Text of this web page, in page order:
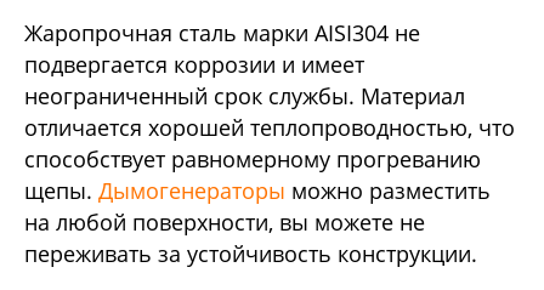
Жаропрочная сталь марки AISI304 не
подвергается коррозии и имеет
неограниченный срок службы. Материал
отличается хорошей теплопроводностью, что
способствует равномерному прогреванию
щепы. Дымогенераторы можно разместить
на любой поверхности, вы можете не
переживать за устойчивость конструкции.